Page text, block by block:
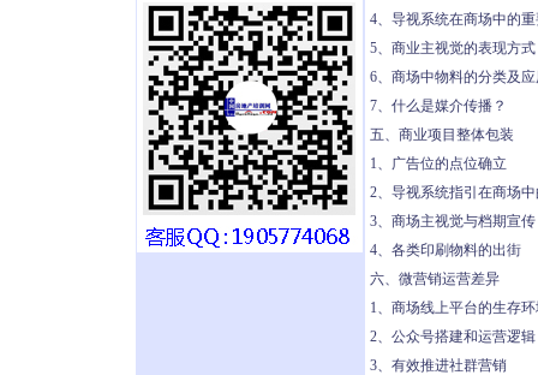
4、导视系统在商场中的
5、商业主视觉的表现方式
6、商场中物料的分类及
7、什么是媒介传播？
五、商业项目整体包装
1、广告位的点位确立
2、导视系统指引在商场
3、商场主视觉与档期宣传
4、各类印刷物料的出街
六、微营销运营差异
1、商场线上平台的生存
2、公众号搭建和运营逻辑
3、有效推进社群营销